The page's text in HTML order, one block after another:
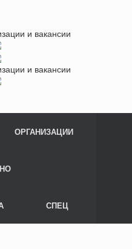
и вакансии
и вакансии
ОРГАНИЗАЦИИ
СПЕЦ